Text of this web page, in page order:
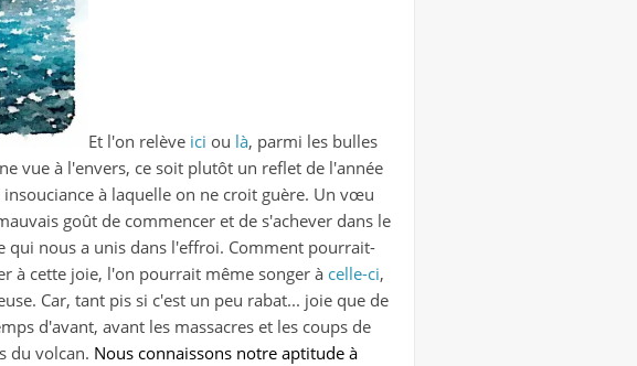
Et l'on relève ici ou là, parmi les bulles
vue à l'envers, ce soit plutôt un reflet de l'année
à laquelle on ne croit guère. Un vœu
goût de commencer et de s'achever dans le
qui nous a unis dans l'effroi. Comment pourrait-
à cette joie, l'on pourrait même songer à celle-ci,
Car, tant pis si c'est un peu rabat... joie que de
d'avant, avant les massacres et les coups de
du volcan. Nous connaissons notre aptitude à